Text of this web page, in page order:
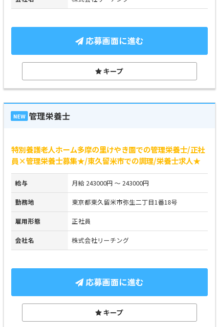
応募画面に進む
キープ
NEW 管理栄養士
特別養護老人ホーム多摩の里けやき園での管理栄養士/正社
員×管理栄養士募集★/東久留米市での調理/栄養士求人★
給与 月給 243000円 ～ 243000円
勤務地 東京都東久留米市弥生二丁目1番18号
雇用形態 正社員
会社名 株式会社リーチング
応募画面に進む
キープ